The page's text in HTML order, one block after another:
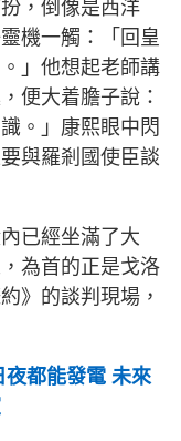
，倒像是西洋
機一觸：「回皇
」他想起老師講
便大着膽子說：
。」康熙眼中閃
與羅剎國使臣談
已經坐滿了大
為首的正是戈洛
》的談判現場，
夜都能發電 未來